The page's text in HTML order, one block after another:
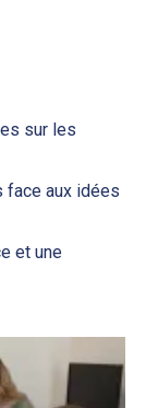
sur les
face aux idées
et une